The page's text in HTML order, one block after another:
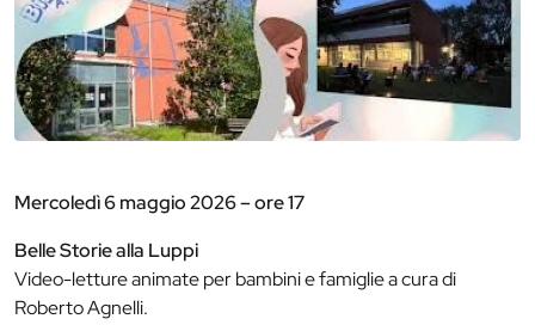
Mercoledì 6 maggio 2026 – ore 17
Belle Storie alla Luppi
Video-letture animate per bambini e famiglie a cura di
Roberto Agnelli.